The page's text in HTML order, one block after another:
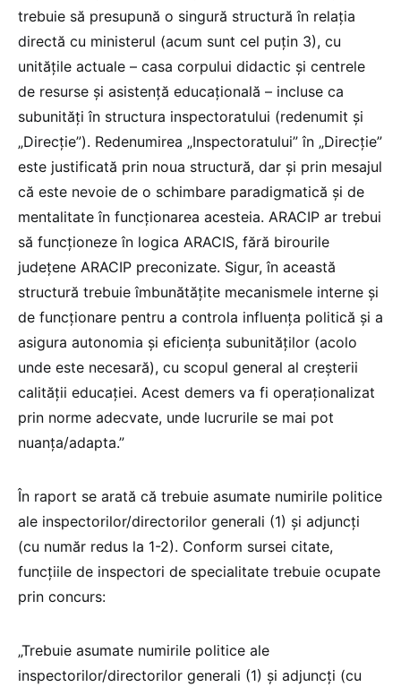
trebuie să presupună o singură structură în relația
directă cu ministerul (acum sunt cel puțin 3), cu
unitățile actuale – casa corpului didactic și centrele
de resurse și asistență educațională – incluse ca
subunități în structura inspectoratului (redenumit și
„Direcție”). Redenumirea „Inspectoratului” în „Direcție”
este justificată prin noua structură, dar și prin mesajul
că este nevoie de o schimbare paradigmatică și de
mentalitate în funcționarea acesteia. ARACIP ar trebui
să funcționeze în logica ARACIS, fără birourile
județene ARACIP preconizate. Sigur, în această
structură trebuie îmbunătățite mecanismele interne și
de funcționare pentru a controla influența politică și a
asigura autonomia și eficiența subunităților (acolo
unde este necesară), cu scopul general al creșterii
calității educației. Acest demers va fi operaționalizat
prin norme adecvate, unde lucrurile se mai pot
nuanța/adapta.”
În raport se arată că trebuie asumate numirile politice
ale inspectorilor/directorilor generali (1) și adjuncți
(cu număr redus la 1-2). Conform sursei citate,
funcțiile de inspectori de specialitate trebuie ocupate
prin concurs:
„Trebuie asumate numirile politice ale
inspectorilor/directorilor generali (1) și adjuncți (cu